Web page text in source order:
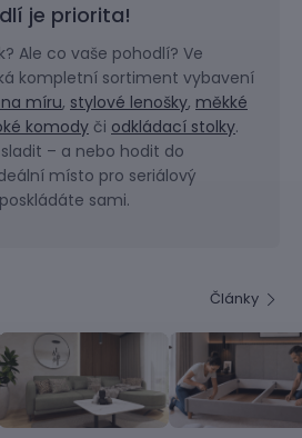
je priorita!
Ale co vaše pohodlí? Ve
kompletní sortiment vybavení
míru, stylové lenošky, měkké
komody či odkládací stolky.
– a nebo hodit do
místo pro seriálový
sami.
Články